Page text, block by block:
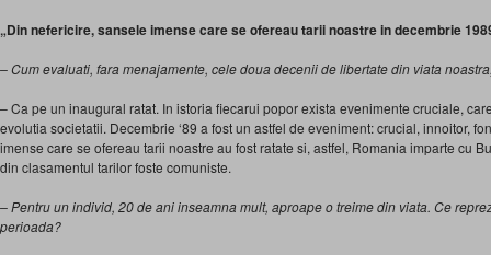
„Din nefericire, sansele imense care se ofereau tarii noastre in decembrie
– Cum evaluati, fara menajamente, cele doua decenii de libertate din viata
– Ca pe un inaugural ratat. In istoria fiecarui popor exista evenimente cruciale,
evolutia societatii. Decembrie ‘89 a fost un astfel de eveniment: crucial, innoitor,
imense care se ofereau tarii noastre au fost ratate si, astfel, Romania imparte cu
din clasamentul tarilor foste comuniste.
– Pentru un individ, 20 de ani inseamna mult, aproape o treime din viata. Ce
perioada?